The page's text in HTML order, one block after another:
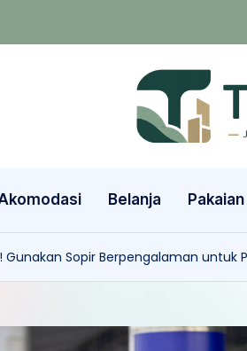
Belanja Pakaian
Gunakan Sopir Berpengalaman untuk